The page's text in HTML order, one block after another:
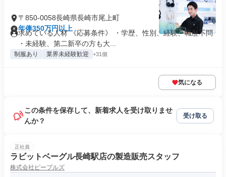
〒850-0058長崎県長崎市尾上町
年俸350万円以上
求めている人材 《応募条件》 ・学歴、性別、経験、職歴不問
・未経験、第二新卒の方も大...
制服あり 業界未経験歓迎 +31個
気になる
この条件を保存して、新着求人を受け取りませ
んか？
受け取る
正社員
ラビットベーグル長崎駅店の製造販売スタッフ
株式会社ピープルズ